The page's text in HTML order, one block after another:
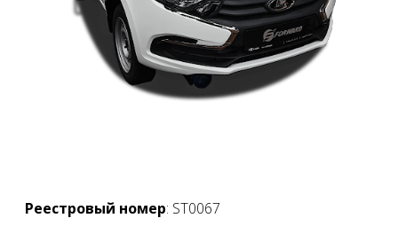
Реестровый номер: ST0067